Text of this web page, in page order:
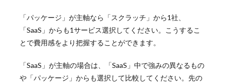
「パッケージ」が主軸なら「スクラッチ」から1社、
「SaaS」からも1サービス選択してください。こうするこ
とで費用感をより把握することができます。
「SaaS」が主軸の場合は、「SaaS」中で強みの異なるもの
や「パッケージ」からも選択して比較してください。先の